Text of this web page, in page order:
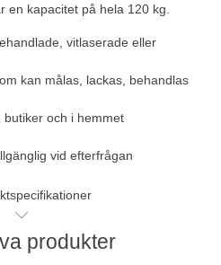
en kapacitet på hela 120 kg.
vitlaserade eller
kan målas, lackas, behandlas
butiker och i hemmet
vid efterfrågan
produkter